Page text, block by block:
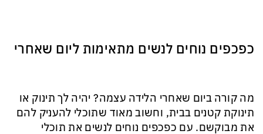
כפכפים נוחים לנשים מתאימות ליום שאחרי
מה קורה ביום שאחרי הלידה עצמה? יהיה לך תינוק או
תינוקת קטנים בבית, וחשוב מאוד שתוכלי להעניק להם
את מבוקשם. עם כפכפים נוחים לנשים את תוכלי